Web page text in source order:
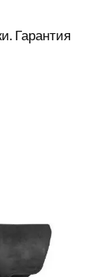
Гарантия